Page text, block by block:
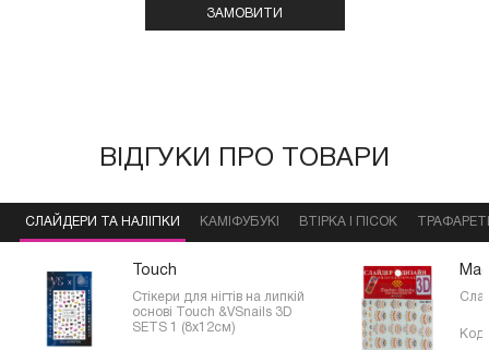
ЗАМОВИТИ
ВІДГУКИ ПРО ТОВАРИ
СЛАЙДЕРИ ТА НАЛІПКИ КАМІФУБУКІ ВТІРКА І ПІСОК
Touch
Стікери для нігтів на липкій
основі Touch &VSnails 3D
SETS 1 (8x12см)
Код